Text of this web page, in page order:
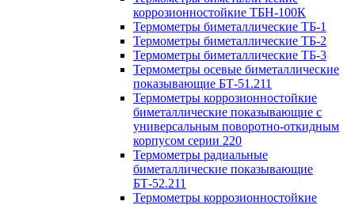
коррозионностойкие ТБН-100К
Термометры биметаллические ТБ-1
Термометры биметаллические ТБ-2
Термометры биметаллические ТБ-3
Термометры осевые биметаллические
показывающие БТ-51.211
Термометры коррозионностойкие
биметаллические показывающие с
универсальным поворотно-откидным
корпусом серии 220
Термометры радиальные
биметаллические показывающие
БТ-52.211
Термометры коррозионностойкие